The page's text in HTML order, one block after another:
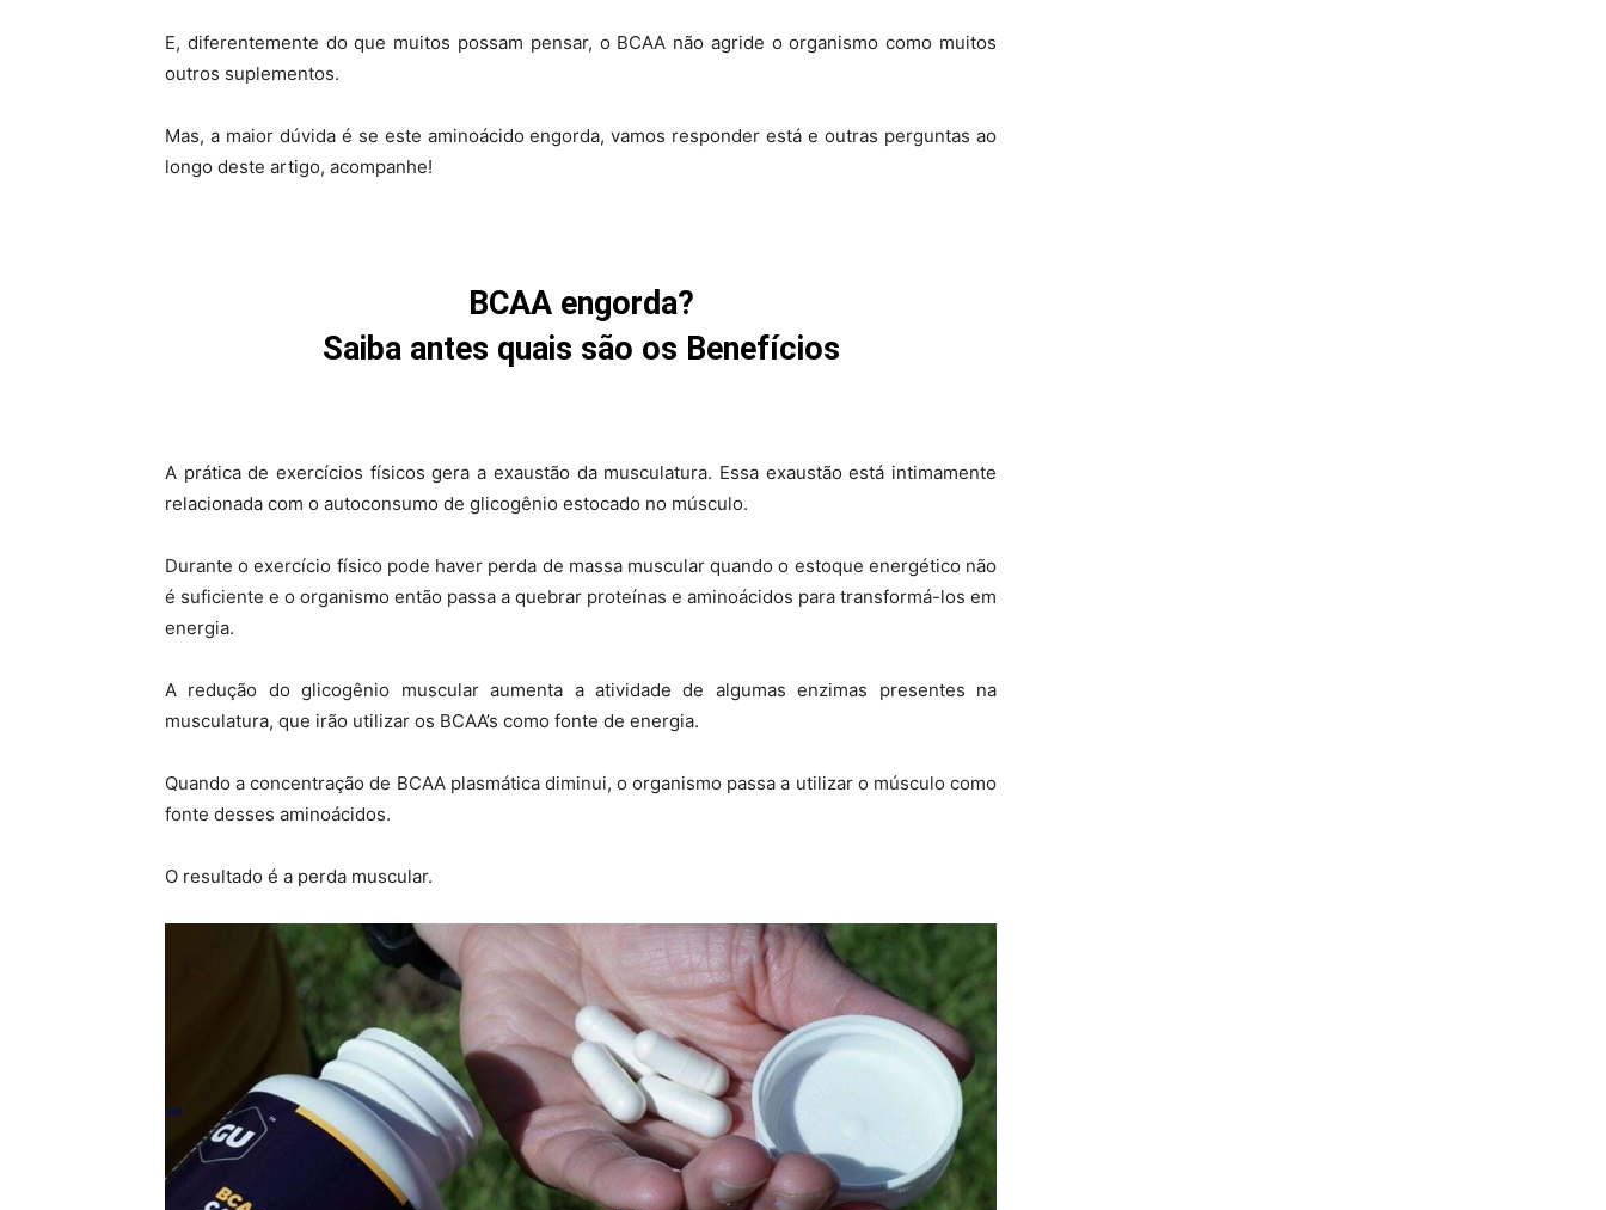
E, diferentemente do que muitos possam pensar, o BCAA não agride o organismo como muitos
outros suplementos.
Mas, a maior dúvida é se este aminoácido engorda, vamos responder está e outras perguntas ao
longo deste artigo, acompanhe!
BCAA engorda?
Saiba antes quais são os Benefícios
A prática de exercícios físicos gera a exaustão da musculatura. Essa exaustão está intimamente
relacionada com o autoconsumo de glicogênio estocado no músculo.
Durante o exercício físico pode haver perda de massa muscular quando o estoque energético não
é suficiente e o organismo então passa a quebrar proteínas e aminoácidos para transformá-los em
energia.
A redução do glicogênio muscular aumenta a atividade de algumas enzimas presentes na
musculatura, que irão utilizar os BCAA’s como fonte de energia.
Quando a concentração de BCAA plasmática diminui, o organismo passa a utilizar o músculo como
fonte desses aminoácidos.
O resultado é a perda muscular.